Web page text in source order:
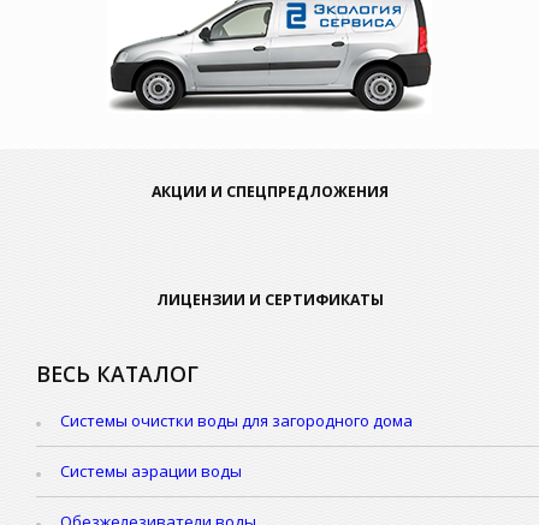
АКЦИИ И СПЕЦПРЕДЛОЖЕНИЯ
ЛИЦЕНЗИИ И СЕРТИФИКАТЫ
ВЕСЬ КАТАЛОГ
Системы очистки воды для загородного дома
Системы аэрации воды